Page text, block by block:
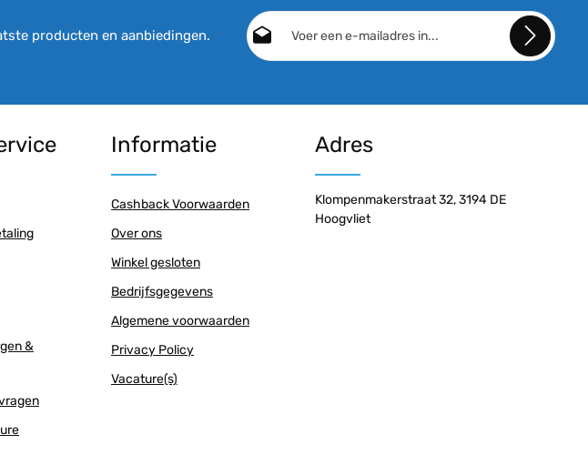
producten en aanbiedingen.
E-mailadres*
gelezen en onze
geaccepteerd.
&
Informatie
Cashback Voorwaarden
Over ons
Winkel gesloten
Bedrijfsgegevens
Algemene voorwaarden
Privacy Policy
Vacature(s)
Adres
Klompenmakerstraat 32, 3194 DE
Hoogvliet